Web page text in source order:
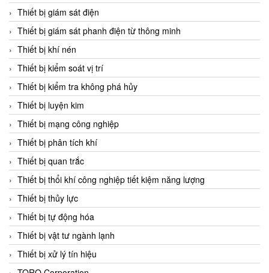
Chromalox
ChuanYi
CIC
Clage
Clake Fololo
Clark Cooper
CMC Ventilazione
Coax Valves Inc
Codel
Cofimco
Coltraco
Comat Releco
Comax
COMETECH VietNam
Thiết bị giám sát điện
Thiết bị giám sát phanh điện từ thông minh
Thiết bị khí nén
Thiết bị kiểm soát vị trí
Thiết bị kiểm tra không phá hủy
Thiết bị luyện kim
Thiết bị mạng công nghiệp
Thiết bị phân tích khí
Thiết bị quan trắc
Thiết bị thổi khí công nghiệp tiết kiệm năng lượng
Thiết bị thủy lực
Thiết bị tự động hóa
Thiết bị vật tư ngành lạnh
Thiết bị xử lý tín hiệu